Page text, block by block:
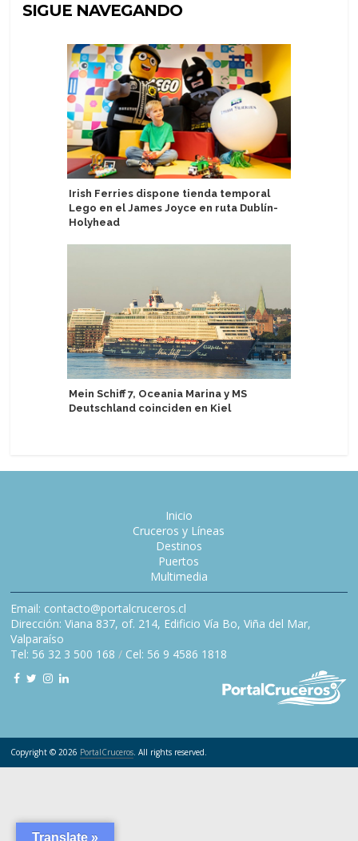
SIGUE NAVEGANDO
Irish Ferries dispone tienda temporal
Lego en el James Joyce en ruta Dublín-
Holyhead
Mein Schiff 7, Oceania Marina y MS
Deutschland coinciden en Kiel
Inicio
Cruceros y Líneas
Destinos
Puertos
Multimedia
Email: contacto@portalcruceros.cl
Dirección: Viana 837, of. 214, Edificio Vía Bo, Viña del Mar,
Valparaíso
Tel: 56 32 3 500 168 / Cel: 56 9 4586 1818
Copyright © 2026 PortalCruceros. All rights reserved.
Translate »